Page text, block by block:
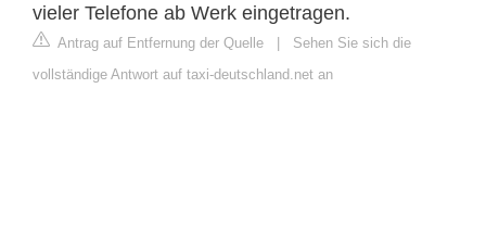
vieler Telefone ab Werk eingetragen.
Antrag auf Entfernung der Quelle | Sehen Sie sich die
vollständige Antwort auf taxi-deutschland.net an